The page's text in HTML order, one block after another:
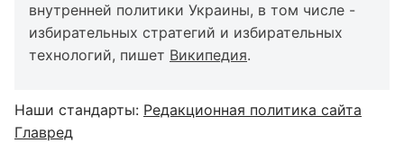
внутренней политики Украины, в том числе -
избирательных стратегий и избирательных
технологий, пишет Википедия.
Наши стандарты: Редакционная политика сайта
Главред